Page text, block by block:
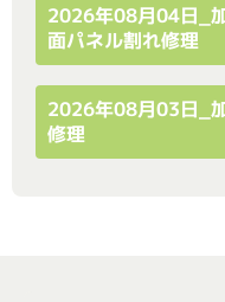
2026年08月04日_
面パネル割れ修理
2026年08月03日_
修理